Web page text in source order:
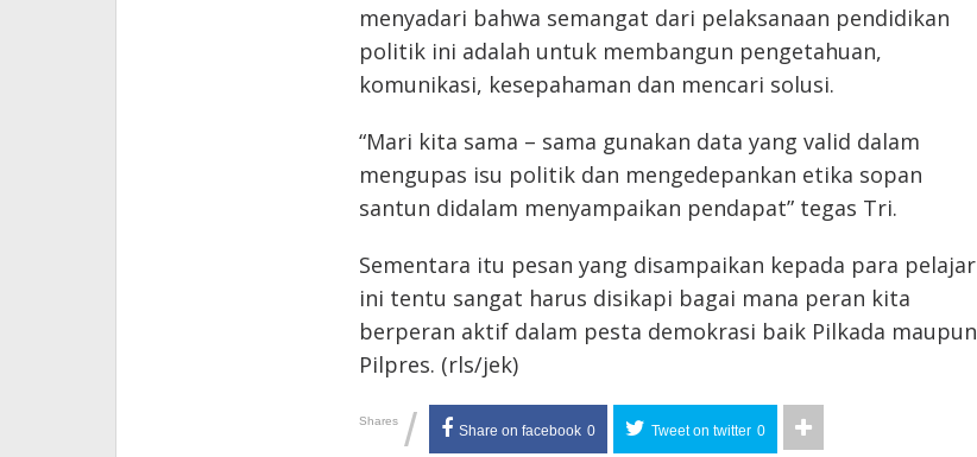
menyadari bahwa semangat dari pelaksanaan pendidikan
politik ini adalah untuk membangun pengetahuan,
komunikasi, kesepahaman dan mencari solusi.
“Mari kita sama – sama gunakan data yang valid dalam
mengupas isu politik dan mengedepankan etika sopan
santun didalam menyampaikan pendapat” tegas Tri.
Sementara itu pesan yang disampaikan kepada para pelajar
ini tentu sangat harus disikapi bagai mana peran kita
berperan aktif dalam pesta demokrasi baik Pilkada maupun
Pilpres. (rls/jek)
Shares / Share on facebook 0 Tweet on twitter 0